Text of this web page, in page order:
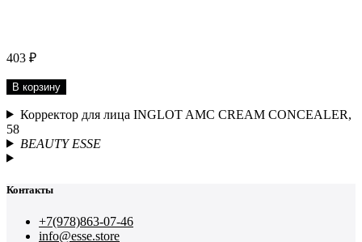
403 ₽
В корзину
Корректор для лица INGLOT AMC CREAM CONCEALER,
58
BEAUTY ESSE
Контакты
+7(978)863-07-46
info@esse.store